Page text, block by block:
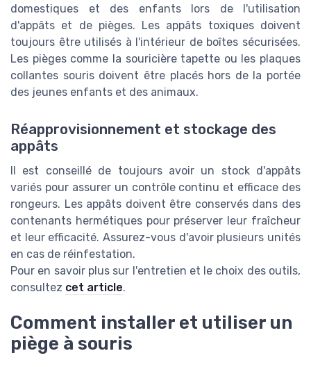
domestiques et des enfants lors de l'utilisation
d'appâts et de pièges. Les appâts toxiques doivent
toujours être utilisés à l'intérieur de boîtes sécurisées.
Les pièges comme la souricière tapette ou les plaques
collantes souris doivent être placés hors de la portée
des jeunes enfants et des animaux.
Réapprovisionnement et stockage des
appâts
Il est conseillé de toujours avoir un stock d'appâts
variés pour assurer un contrôle continu et efficace des
rongeurs. Les appâts doivent être conservés dans des
contenants hermétiques pour préserver leur fraîcheur
et leur efficacité. Assurez-vous d'avoir plusieurs unités
en cas de réinfestation.
Pour en savoir plus sur l'entretien et le choix des outils,
consultez cet article.
Comment installer et utiliser un
piège à souris